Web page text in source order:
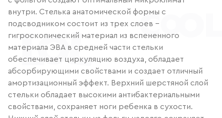
внутри. Стелька анатомической формы с
подсводником состоит из трех слоев -
гигроскопический материал из вспененного
материала ЭВА в средней части стельки
обеспечивает циркуляцию воздуха, обладает
абсорбирующими свойствами и создает отличный
амортизационный эффект. Верхний шерстяной слой
стельки обладает высокими антибактериальными
свойствами, сохраняет ноги ребенка в сухости.